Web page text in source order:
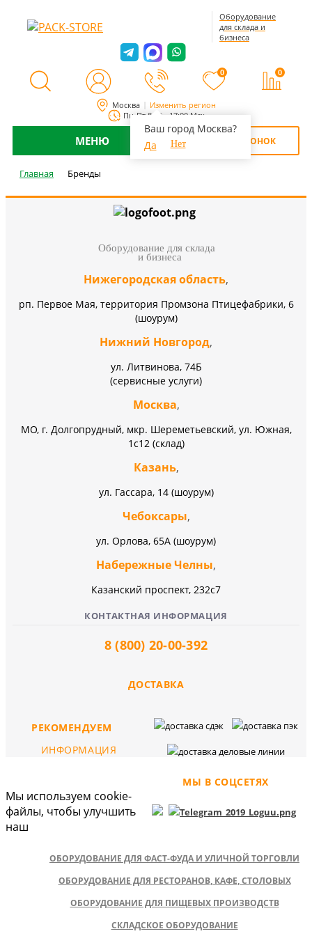
Москва Изменить регион
Ваш город Москва?
Да
Нет
Пн-Пт 8:00 - 17:00 Мск
Оборудование
для склада и
бизнеса
0 0
МЕНЮ ОБРАТНЫЙ ЗВОНОК
Главная Бренды
Оборудование для склада
и бизнеса
Нижегородская область,
рп. Первое Мая, территория Промзона Птицефабрики, 6
(шоурум)
Нижний Новгород,
ул. Литвинова, 74Б
(сервисные услуги)
Москва,
МО, г. Долгопрудный, мкр. Шереметьевский, ул. Южная,
1с12 (склад)
Казань,
ул. Гассара, 14 (шоурум)
Чебоксары,
ул. Орлова, 65А (шоурум)
Набережные Челны,
Казанский проспект, 232c7
КОНТАКТНАЯ ИНФОРМАЦИЯ
8 (800) 20-00-392
ДОСТАВКА
МЫ В СОЦСЕТЯХ
РЕКОМЕНДУЕМ
ОБОРУДОВАНИЕ ДЛЯ ФАСТ-ФУДА И УЛИЧНОЙ ТОРГОВЛИ
ОБОРУДОВАНИЕ ДЛЯ РЕСТОРАНОВ, КАФЕ, СТОЛОВЫХ
ОБОРУДОВАНИЕ ДЛЯ ПИЩЕВЫХ ПРОИЗВОДСТВ
СКЛАДСКОЕ ОБОРУДОВАНИЕ
ИНФОРМАЦИЯ
Мы используем cookie-
файлы, чтобы улучшить
наш